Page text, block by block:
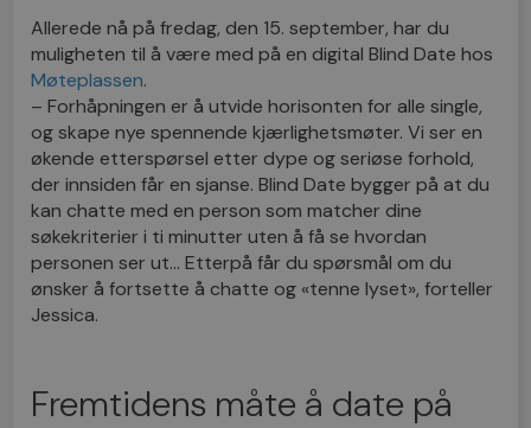
Allerede nå på fredag, den 15. september, har du
muligheten til å være med på en digital Blind Date hos
Møteplassen.
– Forhåpningen er å utvide horisonten for alle single,
og skape nye spennende kjærlighetsmøter. Vi ser en
økende etterspørsel etter dype og seriøse forhold,
der innsiden får en sjanse. Blind Date bygger på at du
kan chatte med en person som matcher dine
søkekriterier i ti minutter uten å få se hvordan
personen ser ut… Etterpå får du spørsmål om du
ønsker å fortsette å chatte og «tenne lyset», forteller
Jessica.
Fremtidens måte å date på